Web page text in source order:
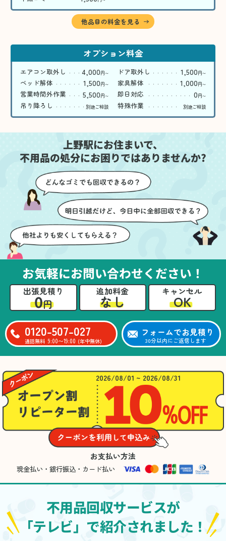
他品目の料金を見る
オプション料金
エアコン取外し 4,000円〜 ドア取外し 1,500円〜
ベッド解体 1,500円〜 家具解体 1,000円〜
営業時間外作業 5,500円〜 即日対応 0円〜
吊り降ろし 別途ご相談 特殊作業 別途ご相談
上野駅にお住まいで、
不用品の処分にお困りではありませんか?
お気軽にお問い合わせください！
出張見積り
0円
追加料金
なし
キャンセル
OK
0120-507-027
通話無料 9:00〜19:00 (年中無休)
フォームでお見積り
30分以内にご返信します
2026/08/01 ~ 2026/08/31
お支払い方法
現金払い・銀行振込・カード払い
不用品回収サービスが
「テレビ」で紹介されました！